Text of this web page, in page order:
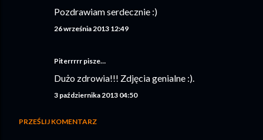
Pozdrawiam serdecznie :)
26 września 2013 12:49
Piterrrrr pisze…
Dużo zdrowia!!! Zdjęcia genialne :).
3 października 2013 04:50
PRZEŚLIJ KOMENTARZ